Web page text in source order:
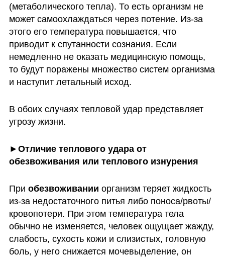
(метаболического тепла). То есть организм не
может самоохлаждаться через потение. Из-за
этого его температура повышается, что
приводит к спутанности сознания. Если
немедленно не оказать медицинскую помощь,
то будут поражены множество систем организма
и наступит летальный исход.
В обоих случаях тепловой удар представляет
угрозу жизни.
►Отличие теплового удара от
обезвоживания или теплового изнурения
При обезвоживании организм теряет жидкость
из-за недостаточного питья либо поноса/рвоты/
кровопотери. При этом температура тела
обычно не изменяется, человек ощущает жажду,
слабость, сухость кожи и слизистых, головную
боль, у него снижается мочевыделение, он